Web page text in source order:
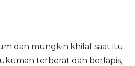
dan mungkin khilaf saat itu.
terberat dan berlapis,